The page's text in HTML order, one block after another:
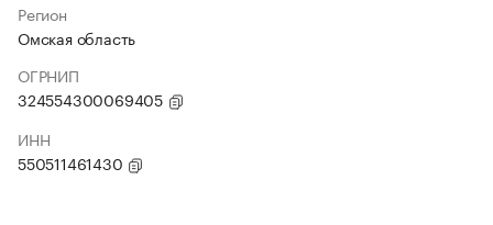
Регион
Омская область
ОГРНИП
324554300069405
ИНН
550511461430